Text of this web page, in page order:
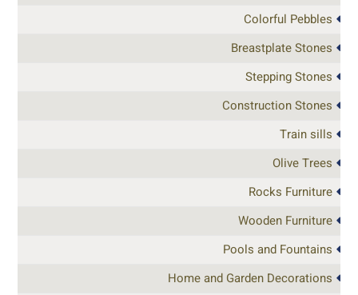
Colorful Pebbles
Breastplate Stones
Stepping Stones
Construction Stones
Train sills
Olive Trees
Rocks Furniture
Wooden Furniture
Pools and Fountains
Home and Garden Decorations